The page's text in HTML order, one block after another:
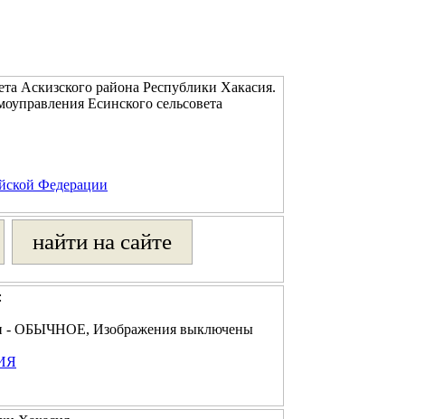
Аскизского района Республики Хакасия.
Есинского сельсовета
Федерации
- ОБЫЧНОЕ, Изображения выключены